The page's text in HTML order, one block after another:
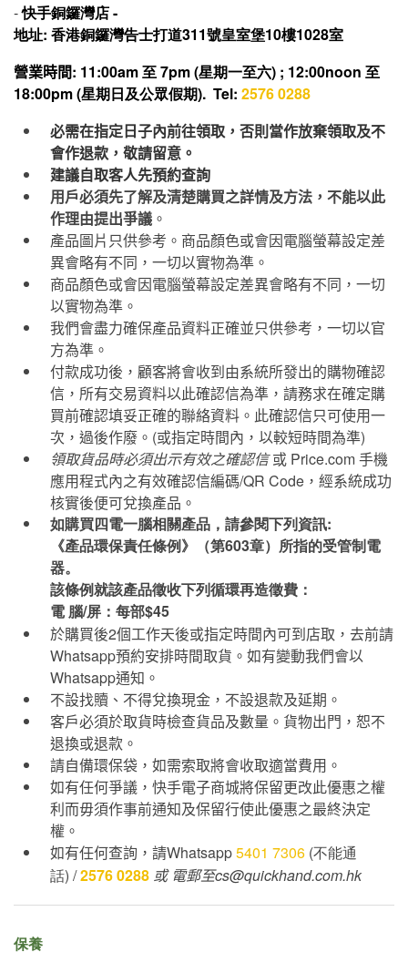
-快手銅鑼灣店 -
地址: 香港銅鑼灣告士打道311號皇室堡10樓1028室
營業時間: 11:00am 至 7pm (星期一至六) ; 12:00noon 至
18:00pm (星期日及公眾假期). Tel: 2576 0288
必需在指定日子內前往領取，否則當作放棄領取及不
會作退款，敬請留意。
建議自取客人先預約查詢
用戶必須先了解及清楚購買之詳情及方法，不能以此
作理由提出爭議 。
產品圖片只供參考。商品顏色或會因電腦螢幕設定差
異會略有不同，一切以實物為準。
商品顏色或會因電腦螢幕設定差異會略有不同，一切
以實物為準。
我們會盡力確保產品資料正確並只供參考，一切以官
方為準。
付款成功後，顧客將會收到由系統所發出的購物確認
信，所有交易資料以此確認信為準，請務求在確定購
買前確認填妥正確的聯絡資料。此確認信只可使用一
次，過後作廢。 (或指定時間內，以較短時間為準)
領取貨品時必須出示有效之確認信 或 Price.com手機
應用程式內之有效確認信編碼/QR Code ，經系統成功
核實後便可兌換產品。
如購買四電一腦相關產品，請參閱下列資訊:
《產品環保責任條例》（第603章）所指的受管制電
器。
該條例就該產品徵收下列循環再造徵費：
電 腦/屏：每部$45
於購買後2個工作天後或指定時間內可到店取，去前請
Whatsapp預約安排時間取貨。如有變動我們會以
Whatsapp通知。
不設找贖、不得兌換現金，不設退款及延期。
客戶必須於取貨時檢查貨品及數量。貨物出門，恕不
退換或退款。
請自備環保袋，如需索取將會收取適當費用。
如有任何爭議，快手電子商城將保留更改此優惠之權
利而毋須作事前通知及保留行使此優惠之最終決定
權。
如有任何查詢，請Whatsapp5401 7306 (不能通
話) /2576 0288 或 電郵至cs@quickhand.com.hk
保養